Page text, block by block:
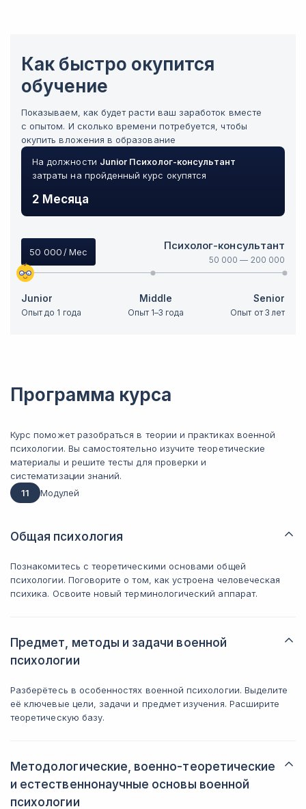
Как быстро окупится
обучение
Показываем, как будет расти ваш заработок вместе
с опытом. И сколько времени потребуется, чтобы
окупить вложения в образование
На должности Junior Психолог-консультант
затраты на пройденный курс окупятся
2 Месяца
50 000 / Мес Психолог-консультант
50 000 — 200 000
Junior
Опыт до 1 года
Middle
Опыт 1–3 года
Senior
Опыт от 3 лет
Программа курса
Курс поможет разобраться в теории и практиках военной
психологии. Вы самостоятельно изучите теоретические
материалы и решите тесты для проверки и
систематизации знаний.
11
Модулей
Общая психология
Познакомитесь с теоретическими основами общей
психологии. Поговорите о том, как устроена человеческая
психика. Освоите новый терминологический аппарат.
Предмет, методы и задачи военной
психологии
Разберётесь в особенностях военной психологии. Выделите
её ключевые цели, задачи и предмет изучения. Расширите
теоретическую базу.
Методологические, военно-теоретические
и естественнонаучные основы военной
психологии